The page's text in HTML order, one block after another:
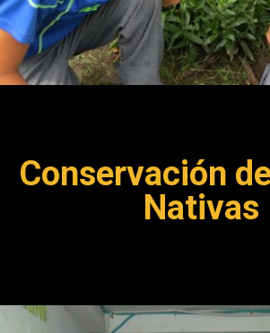
Conservación
Nativas